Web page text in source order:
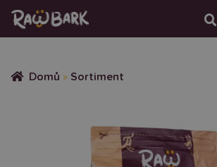
Domů » Sortiment